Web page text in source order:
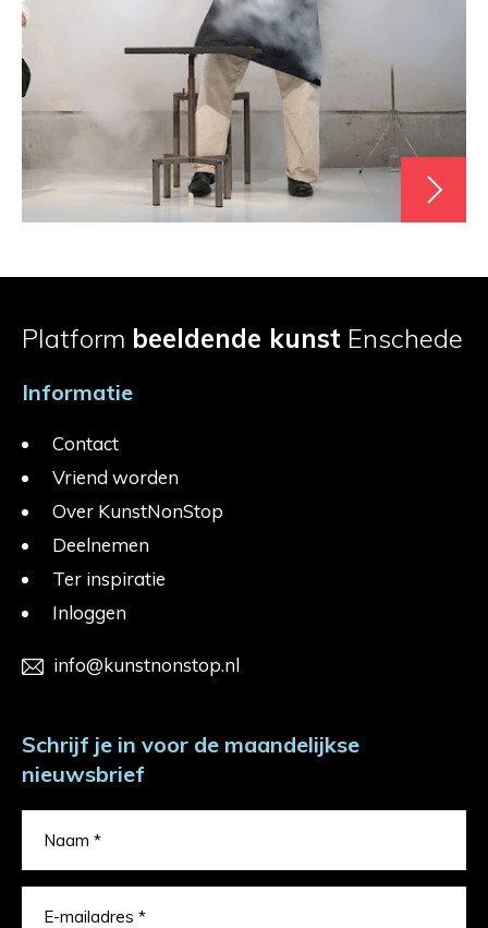
Platform beeldende kunst Enschede
Informatie
Contact
Vriend worden
Over KunstNonStop
Deelnemen
Ter inspiratie
Inloggen
info@kunstnonstop.nl
Schrijf je in voor de maandelijkse
nieuwsbrief